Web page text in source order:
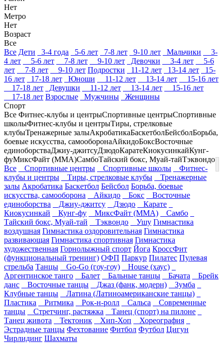
Нет
Метро
Нет
Возраст
Все
Все Дети 3-4 года 5-6 лет 7-8 лет 9-10 лет Мальчики
3-
4 лет
5-6 лет 7-8 лет 9-10 лет Девочки 3-4 лет
5-6
лет
7-8 лет 9-10 лет Подростки 11-12 лет 13-14 лет
15-
16 лет
17-18 лет Юноши 11-12 лет 13-14 лет
15-16 лет
17-18 лет
Девушки 11-12 лет 13-14 лет
15-16 лет
17-18 лет Взрослые Мужчины
Женщины
Спорт
Все Фитнес-клубы и центрыСпортивные центрыСпортивные
школыФитнес-клубы и центрыТиры, стрелковые
клубыТренажерные залыАкробатикаБаскетболБейсболБорьба,
боевые искусства, самооборонаАйкидоБоксВосточные
единоборстваДжиу-джитсуДзюдоКаратеКиокусинкайКунг-
фуМиксФайт (ММА)СамбоТайский бокс, Муай-тайТэквондо
Все
Спортивные центры Спортивные школы
Фитнес-
клубы и центры
Тиры, стрелковые клубы
Тренажерные
залы Акробатика Баскетбол Бейсбол Борьба, боевые
искусства, самооборона
Айкидо Бокс
Восточные
единоборства
Джиу-джитсу Дзюдо
Карате
Киокусинкай
Кунг-фу МиксФайт (ММА)
Самбо
Тайский бокс, Муай-тай
Тэквондо Ушу Гимнастика
воздушная Гимнастика оздоровительная Гимнастика
развивающая Гимнастика спортивная Гимнастика
художественная Горнолыжный спорт Йога КроссФит
(функциональный тренинг) ОФП Паркур Пилатес Пулевая
стрельба Танцы Go-Go (гоу-гоу)
House (хаус)
Аргентинское танго
Балет Бальные танцы Бачата
Брейк
данс
Восточные танцы Джаз (фанк, модерн)
Зумба
Клубные танцы
Латина (Латиноамериканские танцы)
Пластика
Ритмика Рок-н-ролл Сальса
Современные
танцы
Стретчинг, растяжка
Танец (спорт) на пилоне
Танец живота
Тектоник Хип-Хоп
Хореография
Эстрадные танцы Фехтование Фитбол Футбол Цигун
Чирлидинг Шахматы